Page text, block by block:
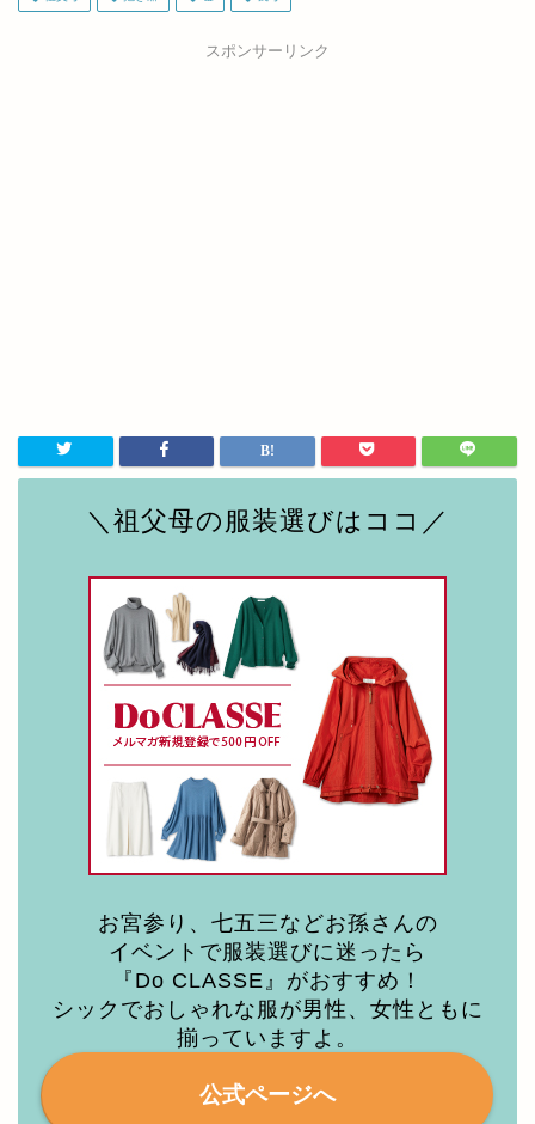
スポンサーリンク
＼祖父母の服装選びはココ／
お宮参り、七五三などお孫さんの
イベントで服装選びに迷ったら
『Do CLASSE』がおすすめ！
シックでおしゃれな服が男性、女性ともに
揃っていますよ。
公式ページへ